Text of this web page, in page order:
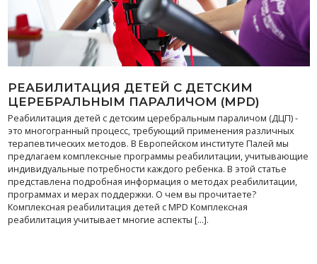
РЕАБИЛИТАЦИЯ ДЕТЕЙ С ДЕТСКИМ
ЦЕРЕБРАЛЬНЫМ ПАРАЛИЧОМ (MPD)
Реабилитация детей с детским церебральным параличом (ДЦП) -
это многогранный процесс, требующий применения различных
терапевтических методов. В Европейском институте Палей мы
предлагаем комплексные программы реабилитации, учитывающие
индивидуальные потребности каждого ребенка. В этой статье
представлена подробная информация о методах реабилитации,
программах и мерах поддержки. О чем вы прочитаете?
Комплексная реабилитация детей с MPD Комплексная
реабилитация учитывает многие аспекты [...].